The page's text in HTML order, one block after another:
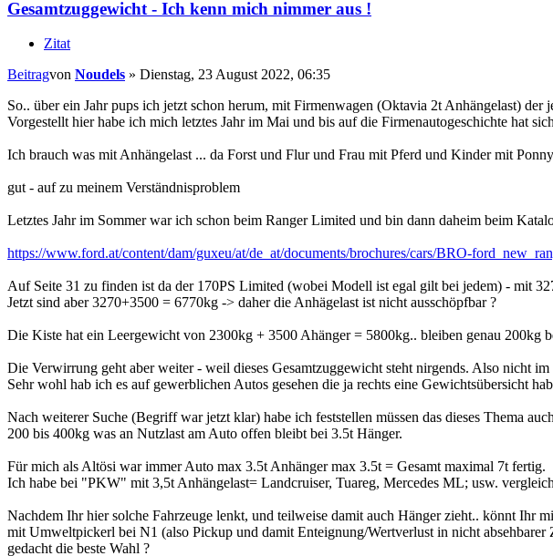
Gesamtzuggewicht - Ich kenn mich nimmer aus !
Zitat
Beitragvon Noudels » Dienstag, 23 August 2022, 06:35
So.. über ein Jahr pups ich jetzt schon herum, mit Firmenwagen (Oktavia 2t Anhängelast)
Vorgestellt hier habe ich mich letztes Jahr im Mai und bis auf die Firmenautogeschichte hat
Ich brauch was mit Anhängelast ... da Forst und Flur und Frau mit Pferd und Kinder mit
gut - auf zu meinem Verständnisproblem
Letztes Jahr im Sommer war ich schon beim Ranger Limited und bin dann daheim beim
https://www.ford.at/content/dam/guxeu/at/de_at/documents/brochures/cars/BRO-
Auf Seite 31 zu finden ist da der 170PS Limited (wobei Modell ist egal gilt bei jedem) - mit
Jetzt sind aber 3270+3500 = 6770kg -> daher die Anhägelast ist nicht ausschöpfbar ?
Die Kiste hat ein Leergewicht von 2300kg + 3500 Ahänger = 5800kg.. bleiben genau 200kg
Die Verwirrung geht aber weiter - weil dieses Gesamtzuggewicht steht nirgends. Also nicht
Sehr wohl hab ich es auf gewerblichen Autos gesehen die ja rechts eine Gewichtsübersicht
Nach weiterer Suche (Begriff war jetzt klar) habe ich feststellen müssen das dieses Thema
200 bis 400kg was an Nutzlast am Auto offen bleibt bei 3.5t Hänger.
Für mich als Altösi war immer Auto max 3.5t Anhänger max 3.5t = Gesamt maximal 7t fertig.
Ich habe bei "PKW" mit 3,5t Anhängelast= Landcruiser, Tuareg, Mercedes ML; usw.
Nachdem Ihr hier solche Fahrzeuge lenkt, und teilweise damit auch Hänger zieht.. könnt Ihr
mit Umweltpickerl bei N1 (also Pickup und damit Enteignung/Wertverlust in nicht
gedacht die beste Wahl ?